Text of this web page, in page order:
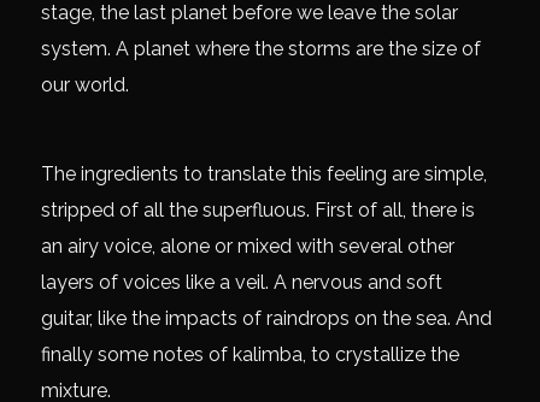
stage, the last planet before we leave the solar
system. A planet where the storms are the size of
our world.
The ingredients to translate this feeling are simple,
stripped of all the superfluous. First of all, there is
an airy voice, alone or mixed with several other
layers of voices like a veil. A nervous and soft
guitar, like the impacts of raindrops on the sea. And
finally some notes of kalimba, to crystallize the
mixture.